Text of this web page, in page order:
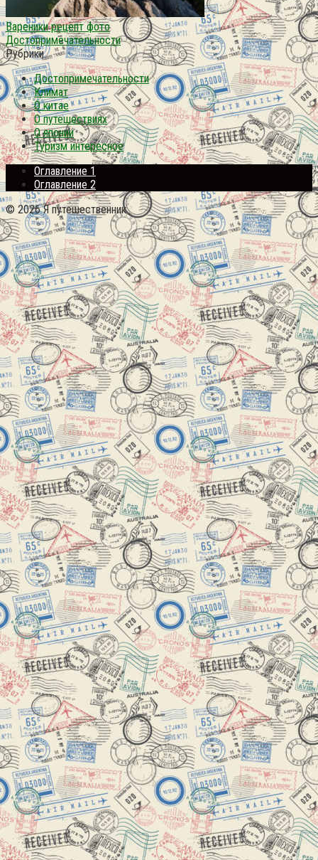
Вареники рецепт фото
Достопримечательности
Рубрики
Достопримечательности
Климат
О китае
О путешествиях
О японии
Туризм интересное
Оглавление 1
Оглавление 2
© 2026 Я путешественник